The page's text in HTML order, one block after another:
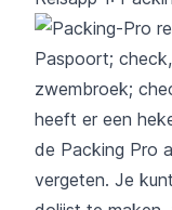
Paspoort;
zwembroek;
heeft er een
de Packing Pro
vergeten. Je